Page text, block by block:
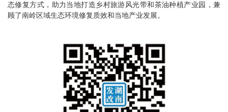
态修复方式，助力当地打造乡村旅游风光带和茶油种植产业园，兼
顾了南岭区域生态环境修复质效和当地产业发展。